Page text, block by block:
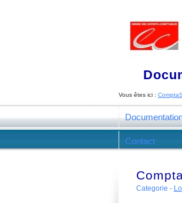
Vous êtes ici :
Contact
Categorie -